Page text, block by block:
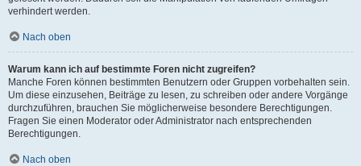
verhindert werden.
Nach oben
Warum kann ich auf bestimmte Foren nicht zugreifen?
Manche Foren können bestimmten Benutzern oder Gruppen vorbehalten sein.
Um diese einzusehen, Beiträge zu lesen, zu schreiben oder andere Vorgänge
durchzuführen, brauchen Sie möglicherweise besondere Berechtigungen.
Fragen Sie einen Moderator oder Administrator nach entsprechenden
Berechtigungen.
Nach oben